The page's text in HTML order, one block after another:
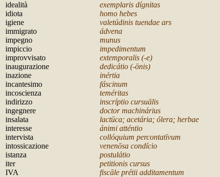
idealità
exemplaris dígnitas
idiota
homo hebes
igiene
valetúdinis tuendae ars
immigrato
ádvena
impegno
munus
impiccio
impedimentum
improvvisato
extemporalis (-e)
inaugurazione
dedicátio (-ōnis)
inazione
inértia
incantesimo
fáscinum
incoscienza
teméritas
indirizzo
inscríptio cursuālis
ingegnere
doctor machinárius
insalata
lactūca; acetária; ólera; herbae
interesse
ánimi atténtio
intervista
collóquium percontatīvum
intossicazione
venenōsa condício
istanza
postulátio
iter
petitionis cursus
IVA
fiscāle prétii additamentum